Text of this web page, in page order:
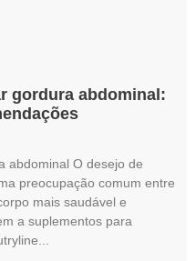
gordura abdominal:
abdominal O desejo de
preocupação comum entre
mais saudável e
a suplementos para